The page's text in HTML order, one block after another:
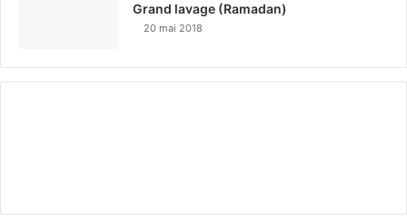
Grand lavage (Ramadan)
20 mai 2018